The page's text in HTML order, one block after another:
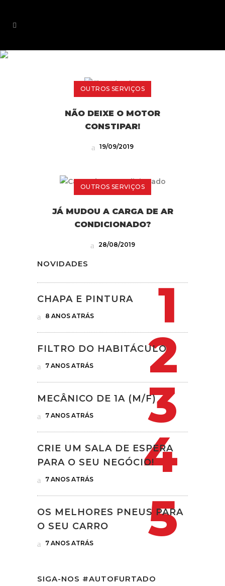
OUTROS
SERVIÇOS
OUTROS SERVIÇOS
NÃO DEIXE O MOTOR
CONSTIPAR!
19/09/2019
OUTROS SERVIÇOS
JÁ MUDOU A CARGA DE AR
CONDICIONADO?
28/08/2019
NOVIDADES
CHAPA E PINTURA
8 ANOS ATRÁS
FILTRO DO HABITÁCULO
7 ANOS ATRÁS
MECÂNICO DE 1A (M/F)
7 ANOS ATRÁS
CRIE UM SALA DE ESPERA
PARA O SEU NEGÓCIO!
7 ANOS ATRÁS
OS MELHORES PNEUS PARA
O SEU CARRO
7 ANOS ATRÁS
SIGA-NOS #AUTOFURTADO